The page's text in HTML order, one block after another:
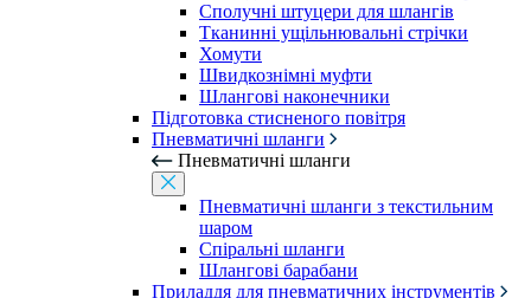
Сполучні штуцери для шлангів
Тканинні ущільнювальні стрічки
Хомути
Швидкознімні муфти
Шлангові наконечники
Підготовка стисненого повітря
Пневматичні шланги
Пневматичні шланги
Пневматичні шланги з текстильним
шаром
Спіральні шланги
Шлангові барабани
Приладдя для пневматичних інструментів